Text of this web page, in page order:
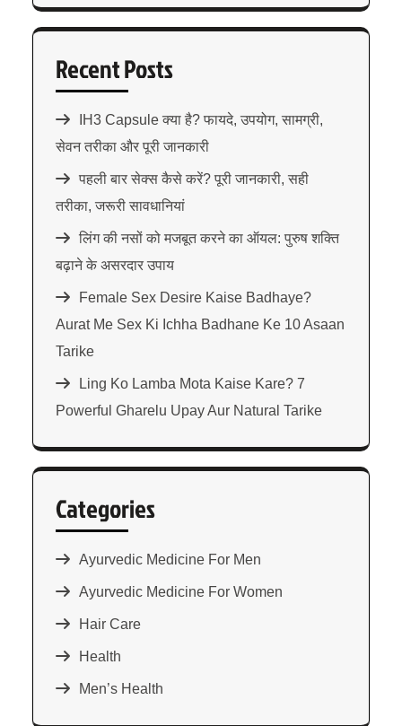
Recent Posts
IH3 Capsule क्या है? फायदे, उपयोग, सामग्री,
सेवन तरीका और पूरी जानकारी
पहली बार सेक्स कैसे करें? पूरी जानकारी, सही
तरीका, जरूरी सावधानियां
लिंग की नसों को मजबूत करने का ऑयल: पुरुष शक्ति
बढ़ाने के असरदार उपाय
Female Sex Desire Kaise Badhaye?
Aurat Me Sex Ki Ichha Badhane Ke 10 Asaan
Tarike
Ling Ko Lamba Mota Kaise Kare? 7
Powerful Gharelu Upay Aur Natural Tarike
Categories
Ayurvedic Medicine For Men
Ayurvedic Medicine For Women
Hair Care
Health
Men’s Health